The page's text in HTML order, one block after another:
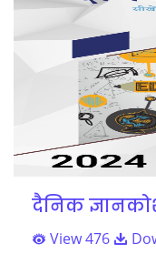
दैनिक
View 476